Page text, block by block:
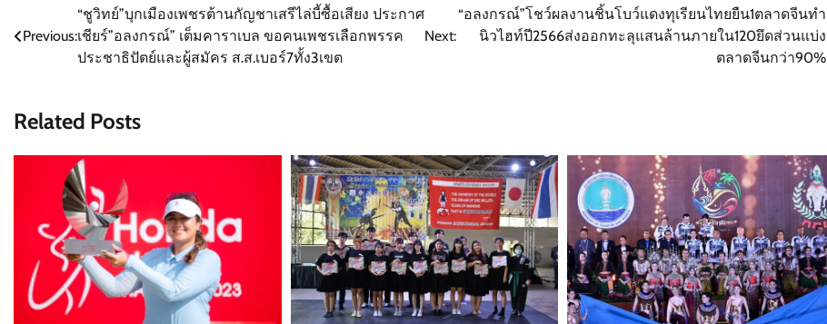
แนะแนว
Previous:
“ชูวิทย์”บุกเมืองเพชรต้านกัญชาเสรีไล่บี้ซื้อเสียง ประกาศ
เชียร์”อลงกรณ์” เต็มคาราเบล ขอคนเพชรเลือกพรรค
ประชาธิปัตย์และผู้สมัคร ส.ส.เบอร์7ทั้ง3เขต
Next:
“อลงกรณ์”โชว์ผลงานชิ้นโบว์แดงทุเรียนไทยยืน1ตลาดจีนทำ
นิวไฮท์ปี2566ส่งออกทะลุแสนล้านภายใน120ยึดส่วนแบ่ง
ตลาดจีนกว่า90%
Related Posts